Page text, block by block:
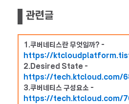
관련글
1.쿠버네티스란 무엇일까? -
https://
2.Desired State -
https://tech.ktcloud.com/
3.쿠버네티스 구성요소 -
https://tech.ktcloud.com/